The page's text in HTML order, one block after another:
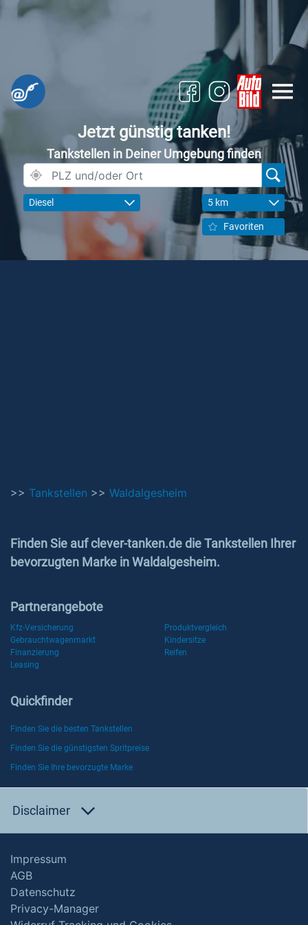
Jetzt günstig tanken!
Tankstellen in Deiner Umgebung finden
Diesel 5 km
Favoriten
>> Tankstellen >> Waldalgesheim
Finden Sie auf clever-tanken.de die Tankstellen Ihrer
bevorzugten Marke in Waldalgesheim.
Partnerangebote
Kfz-Versicherung
Produktvergleich
Gebrauchtwagenmarkt
Kindersitze
Finanzierung
Reifen
Leasing
Quickfinder
Finden Sie die besten Tankstellen
Finden Sie die günstigsten Spritpreise
Finden Sie Ihre bevorzugte Marke
Disclaimer
Impressum
AGB
Datenschutz
Privacy-Manager